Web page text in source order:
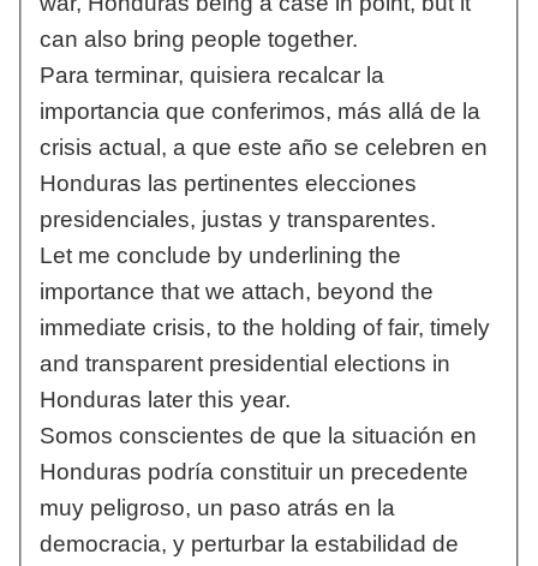
can also bring people together.
Para terminar, quisiera recalcar la
importancia que conferimos, más allá de la
crisis actual, a que este año se celebren en
Honduras las pertinentes elecciones
presidenciales, justas y transparentes.
Let me conclude by underlining the
importance that we attach, beyond the
immediate crisis, to the holding of fair, timely
and transparent presidential elections in
Honduras later this year.
Somos conscientes de que la situación en
Honduras podría constituir un precedente
muy peligroso, un paso atrás en la
democracia, y perturbar la estabilidad de